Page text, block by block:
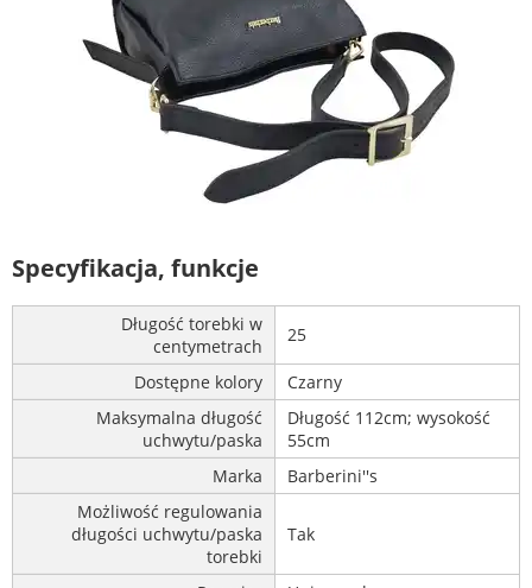
Specyfikacja, funkcje
Długość torebki w
centymetrach
25
Dostępne kolory
Czarny
Maksymalna długość
uchwytu/paska
Długość 112cm; wysokość
55cm
Marka
Barberini''s
Możliwość regulowania
długości uchwytu/paska
torebki
Tak